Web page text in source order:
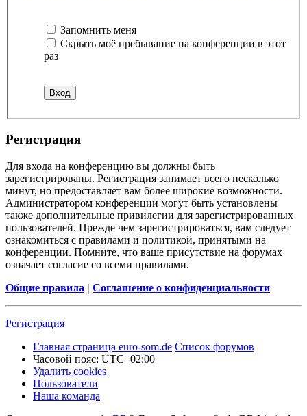
Запомнить меня
Скрыть моё пребывание на конференции в этот
раз
Регистрация
Для входа на конференцию вы должны быть
зарегистрированы. Регистрация занимает всего несколько
минут, но предоставляет вам более широкие возможности.
Администратором конференции могут быть установлены
также дополнительные привилегии для зарегистрированных
пользователей. Прежде чем зарегистрироваться, вам следует
ознакомиться с правилами и политикой, принятыми на
конференции. Помните, что ваше присутствие на форумах
означает согласие со всеми правилами.
Общие правила | Соглашение о конфиденциальности
Регистрация
Главная страница euro-som.de Список форумов
Часовой пояс: UTC+02:00
Удалить cookies
Пользователи
Наша команда